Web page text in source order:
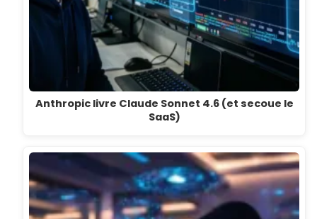
Anthropic livre Claude Sonnet 4.6 (et secoue le
SaaS)